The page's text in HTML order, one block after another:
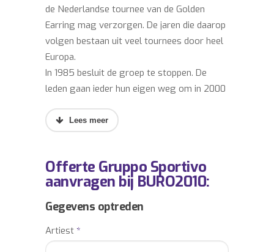
de Nederlandse tournee van de Golden
Earring mag verzorgen. De jaren die daarop
volgen bestaan uit veel tournees door heel
Europa.
In 1985 besluit de groep te stoppen. De
leden gaan ieder hun eigen weg om in 2000
optreden. In 2002 gaat de groep zelfs
verschenen. In het najaar verschijnt er ook
een DVD van Gruppo Sportivo.
Gruppo Sportivo, de van oorsprong Haagse
popgroup die er maar niet mee kan stoppen
omdat zich steeds weer concertzalen en
nieuwe liedjes aandienen, heeft een coole
Offerte Gruppo Sportivo
aanvragen bij BURO2010:
Gegevens optreden
Artiest *